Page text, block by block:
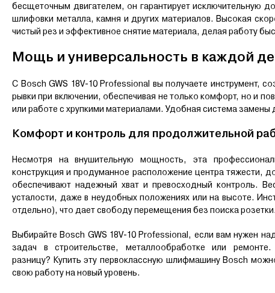
бесщеточным двигателем, он гарантирует исключительную
шлифовки металла, камня и других материалов. Высокая
чистый рез и эффективное снятие материала, делая работу
Мощь и универсальность в каждой
С Bosch GWS 18V-10 Professional вы получаете инструмент,
рывки при включении, обеспечивая не только комфорт, но и
или работе с хрупкими материалами. Удобная система
Комфорт и контроль для продолжительной
Несмотря на внушительную мощность, эта
конструкция и продуманное расположение центра тяжести,
обеспечивают надежный хват и превосходный контроль.
усталости, даже в неудобных положениях или на высоте.
отдельно), что дает свободу перемещения без поиска розетки.
Выбирайте Bosch GWS 18V-10 Professional, если вам
задач в строительстве, металлообработке или
разницу? Купить эту первоклассную шлифмашину Bosch
свою работу на новый уровень.